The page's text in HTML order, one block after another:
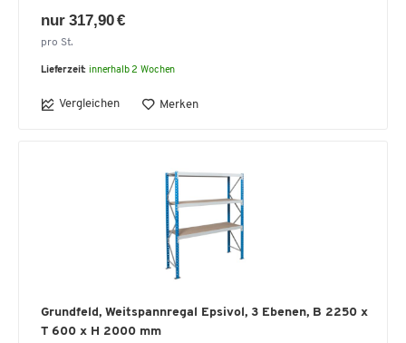
nur 317,90 €
pro St.
Lieferzeit: innerhalb 2 Wochen
Vergleichen Merken
Grundfeld, Weitspannregal Epsivol, 3 Ebenen, B 2250 x
T 600 x H 2000 mm